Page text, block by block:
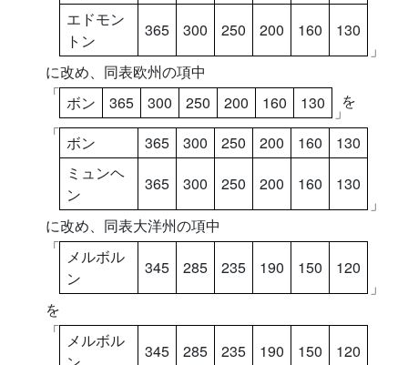
エドモン
トン
365 300 250 200 160
130
」
に改め、同表欧州の項中
「 ボン 365 300 250 200 160 130 」
を
「 ボン 365 300 250 200 160
130
ミュンヘ
ン
365 300 250 200 160
130
」
に改め、同表大洋州の項中
「 メルボル
ン
345 285 235 190 150
120
」
を
「 メルボル
345 285 235 190 150 120